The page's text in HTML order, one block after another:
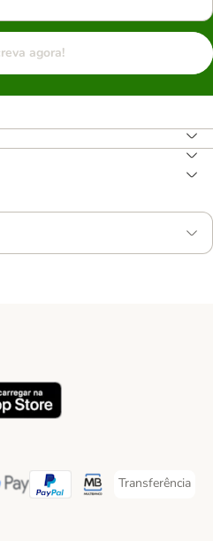
agora!
Payment Method
Payment Method
Pay Payment Method
PayPal Payment Method
Multibanco Payment
Transferência
Transferência